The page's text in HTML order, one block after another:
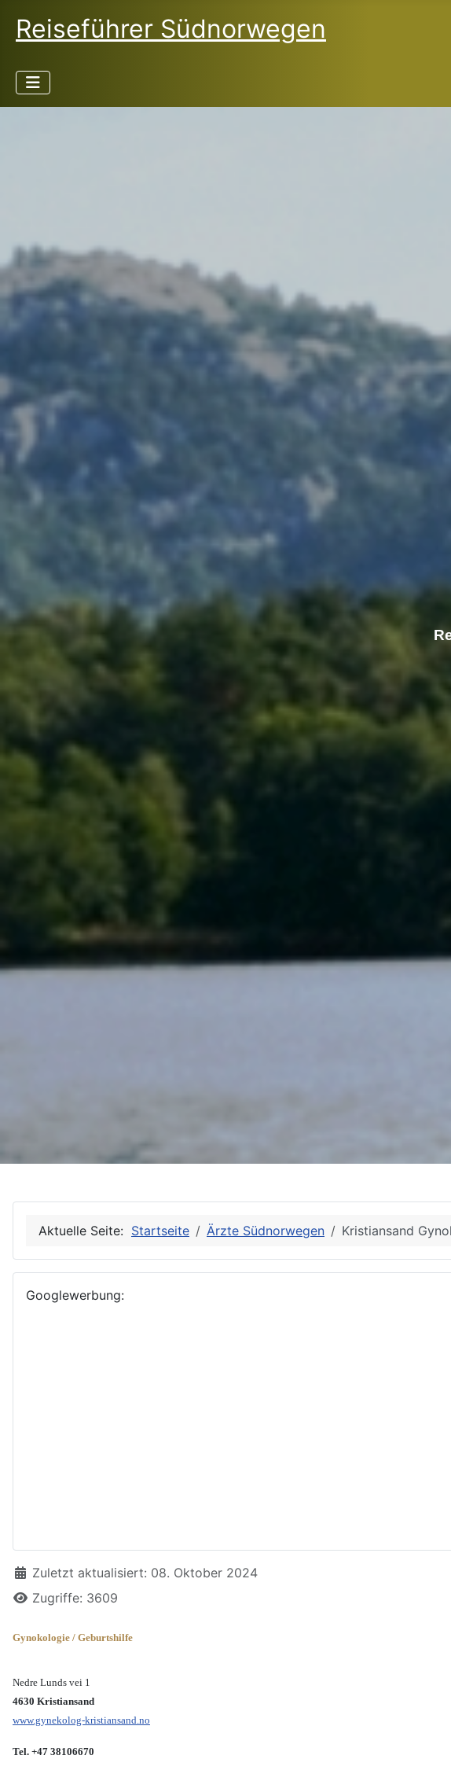
Reiseführer Südnorwegen
Aktuelle Seite: Startseite Ärzte Südnorwegen Kristiansand
Googlewerbung:
DetailsZuletzt aktualisiert: 08. Oktober 2024
Zugriffe: 3609
Gynokologie / Geburtshilfe
Nedre Lunds vei 1
4630 Kristiansand
www.gynekolog-kristiansand.no
Tel. +47 38106670